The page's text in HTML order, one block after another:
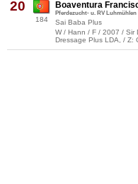
20
184
Boaventura
Pferdezucht- u. RV Luhmühlen
Sai Baba Plus
W / Hann / F / 2007 / Sir
Dressage Plus LDA, / Z: